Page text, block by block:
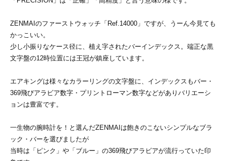
ZENMAIのファーストウォッチ「Ref.14000」ですが、うーん今見ても
かっこいい。
少し小振りなケース径に、植え字されたバーインデックス。端正な黒
文字盤の12時位置には王冠が鎮座しています。
エアキングは様々なカラーリングの文字盤に、インデックスもバー・
369飛びアラビア数字・プリントローマン数字などがありバリエーシ
ョンは豊富です。
一生物の腕時計を！と選んだZENMAIは飽きのこないシンプルなブラ
ック・バーを選びましたが
当時は「ピンク」や「ブルー」の369飛びアラビアが流行っていた印